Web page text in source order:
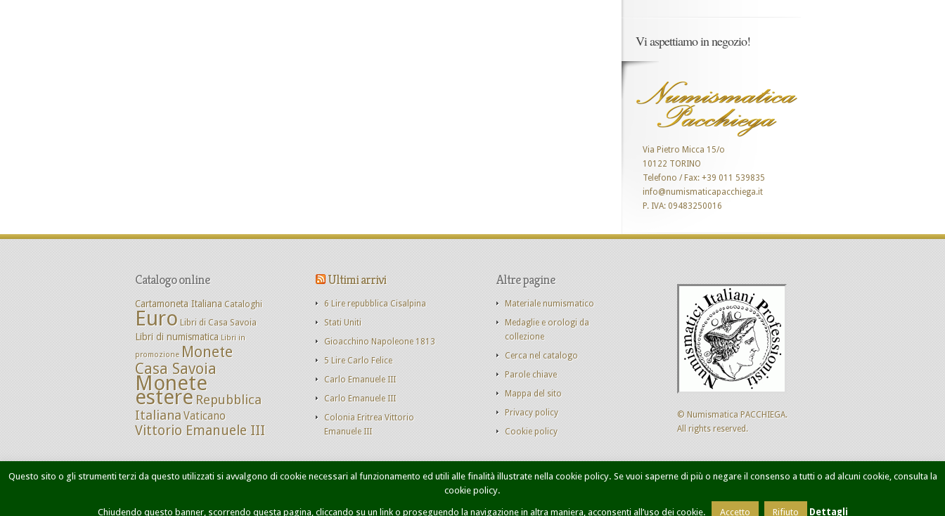
Vi aspettiamo in negozio!
Via Pietro Micca 15/o
10122 TORINO
Telefono / Fax: +39 011 539835
info@numismaticapacchiega.it
P. IVA: 09483250016
Catalogo online
Cartamoneta Italiana Cataloghi
Euro Libri di Casa Savoia
Libri di numismatica Libri in
promozione Monete
Casa Savoia
Monete
estere Repubblica
ItalianaVaticano
Vittorio Emanuele III
Ultimi arrivi
6 Lire repubblica Cisalpina
Stati Uniti
Gioacchino Napoleone 1813
5 Lire Carlo Felice
Carlo Emanuele III
Carlo Emanuele III
Colonia Eritrea Vittorio
Emanuele III
Altre pagine
Materiale numismatico
Medaglie e orologi da
collezione
Cerca nel catalogo
Parole chiave
Mappa del sito
Privacy policy
Cookie policy
© Numismatica PACCHIEGA.
All rights reserved.
Home Dove siamo Monete Casa Savoia Catalogo monete Contatti Ricerca avanzata Designed by Sol Levante
Questo sito o gli strumenti terzi da questo utilizzati si avvalgono di cookie necessari al funzionamento ed utili alle finalità illustrate nella cookie policy. Se vuoi saperne di più o negare il consenso a tutti o ad alcuni cookie, consulta la
cookie policy.
Chiudendo questo banner, scorrendo questa pagina, cliccando su un link o proseguendo la navigazione in altra maniera, acconsenti all’uso dei cookie. Accetto Rifiuto Dettagli